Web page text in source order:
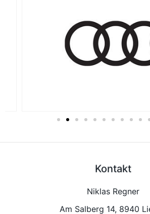
Kontakt
Niklas Regner
Am Salberg 14, 8940